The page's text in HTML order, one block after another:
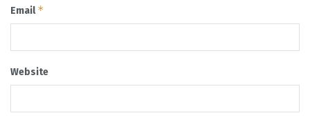
Email*
Website